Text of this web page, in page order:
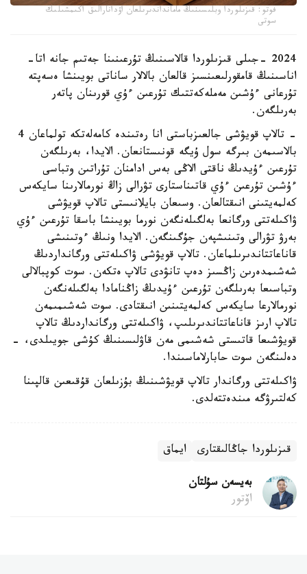
فوتو: قىزىلوردا وبلىسىنىڭ مامانداندىرىلعان اۋدانارالىق اكىمشىلىك
سوتى
2024 -جىلى قىزىلوردا قالاسىنىڭ تۇرعىنىنا جەتىم جانە اتا-
اناسىنىڭ قامقورلىعىنسىز قالعان بالالار ساناتى بويىنشا ەسەپتە
تۇرعانى ءۇشىن مەملەكەتتىك تۇرعىن ءۇي قورىنان پاتەر
بەرىلگەن.
- تالاپ قويۋشى جالعىزباستى انا رەتىندە كامەلەتكە تولماعان 4
بالاسىمەن بىرگە سول ۇيگە قونىستانعان. الايدا، بەرىلگەن
تۇرعىن ءۇيدىڭ ناقتى الاڭى بەس ادامنان تۇراتىن وتباسى
ءۇشىن تۇرعىن ءۇي قاتىناستارى تۋرالى زاڭ نورمالارىنا سايكەس
كەلمەيتىنى انىقتالعان. وسىعان بايلانىستى تالاپ قويۋشى
ۋاكىلەتتى ورگانعا بەلگىلەنگەن نورما بويىنشا باسقا تۇرعىن ءۇي
بەرۋ تۋرالى وتىنىشپەن جۇگىنگەن. الايدا ونىڭ ءوتىنىشى
قاناعاتتاندىرىلماعان. تالاپ قويۋشى ۋاكىلەتتى ورگانداردىڭ
شەشىمدەرىن زاڭسىز دەپ تانۋدى تالاپ ەتكەن. سوت كوپبالالى
وتباسىعا بەرىلگەن تۇرعىن ءۇيدىڭ زاڭنامادا بەلگىلەنگەن
نورمالارعا سايكەس كەلمەيتىنىن انىقتادى. سوت شەشىمىمەن
تالاپ ارىز قاناعاتتاندىرىلىپ، ۋاكىلەتتى ورگانداردىڭ تالاپ
قويۋشىعا قاتىستى شەشىمى مەن قاۋلىسىنىڭ كۇشى جويىلدى، -
دەلىنگەن سوت حابارلاماسىندا.
ۋاكىلەتتى ورگاندار تالاپ قويۋشىنىڭ بۇزىلعان قۇقىعىن قالپىنا
كەلتىرۋگە مىندەتتەلدى.
قىزىلوردا جاڭالىقتارى ايماق
بەيسەن سۇلتان
اۆتور